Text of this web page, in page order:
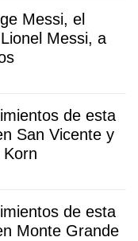
Messi, el
Messi, a
de esta
San Vicente y
Korn
de esta
Monte Grande